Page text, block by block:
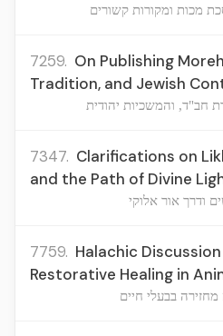
מכות ומקורות קשורים
7259. On Publishing
Tradition, and Jewish
חב"ד, והמשכיות יהודית
7347. Clarifications on
and the Path of Divine
ודרך אור אלוקי
7759. Halachic
Restorative Healing in
בבעלי חיים